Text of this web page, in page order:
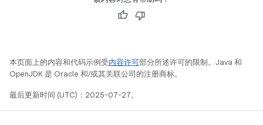
本页面上的内容和代码示例受内容许可部分所述许可的限制。Java 和
OpenJDK 是 Oracle 和/或其关联公司的注册商标。
最后更新时间 (UTC)：2025-07-27。